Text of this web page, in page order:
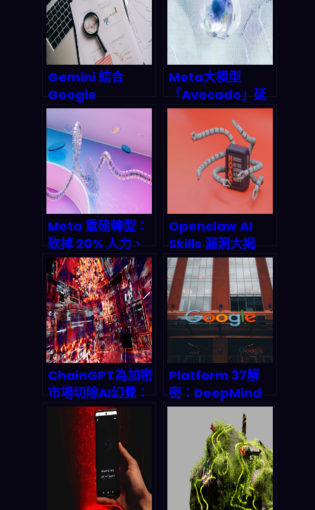
Gemini 結合
Google
Sheets：你的電
子表格即將迎來 AI
大腦升級
Meta大模型
「Avocado」延
期內幕：2026 AI
軍備竞赛的關鍵轉
折點
Meta 重磅轉型：
砍掉 20% 人力、
豪擲 600 億美元
攻 AI，Avocado
模型能否扭轉戰
局？
Openclaw AI
Skills 漏洞大揭
秘：Certik 發現
惡意代碼注入風
險，AI 自動化任務
如何在 2027 年區
塊鏈時代變成駭客
天堂？
ChainGPT為加密
市場切除AI幻覺：
CoinGecko认证
的透明度突破如何
改写2026金融游
戏规则
Platform 37解
密：DeepMind
AlphaGo傳奇第
37手，如何重塑
Google London
AI帝國